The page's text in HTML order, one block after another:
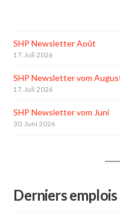
SHP Newsletter Août
17. Juli 2026
SHP Newsletter vom
17. Juli 2026
SHP Newsletter vom Juni
30. Juni 2026
Derniers emplois